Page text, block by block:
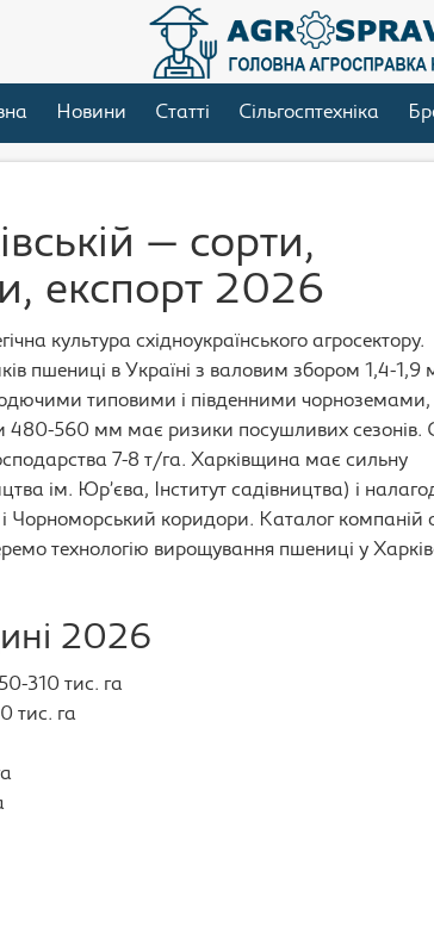
Новини Статті Сільгосптехніка
— сорти,
експорт 2026
культура східноукраїнського агросектору.
пшениці в Україні з валовим збором 1,4-1,9
типовими і південними чорноземами,
480-560 мм має ризики посушливих сезонів.
7-8 т/га. Харківщина має сильну
ім. Юр’єва, Інститут садівництва) і
Чорноморський коридори. Каталог компаній
технологію вирощування пшениці у
2026
310 тис. га
тис. га